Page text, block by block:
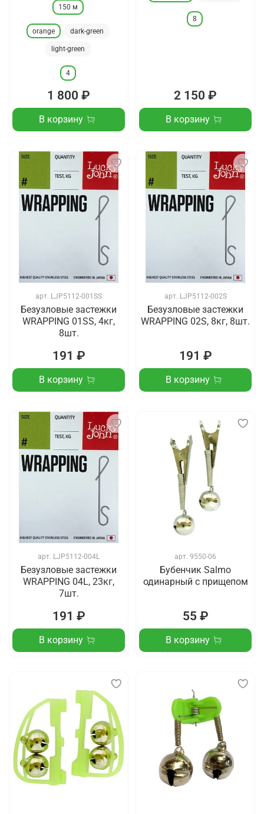
150 м
orange dark-green
light-green
4
1 800 ₽
В корзину
8
2 150 ₽
В корзину
арт. LJP5112-001SS
Безузловые застежки
WRAPPING 01SS, 4кг,
8шт.
191 ₽
В корзину
арт. LJP5112-002S
Безузловые застежки
WRAPPING 02S, 8кг, 8шт.
191 ₽
В корзину
арт. LJP5112-004L
Безузловые застежки
WRAPPING 04L, 23кг,
7шт.
191 ₽
В корзину
арт. 9550-06
Бубенчик Salmo
одинарный с прищепом
55 ₽
В корзину